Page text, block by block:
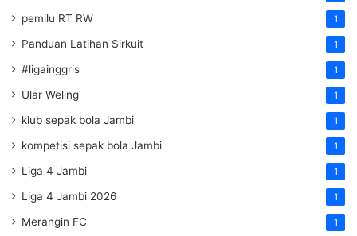
pemilu RT RW 1
Panduan Latihan Sirkuit 1
#ligainggris 1
Ular Weling 1
klub sepak bola Jambi 1
kompetisi sepak bola Jambi 1
Liga 4 Jambi 1
Liga 4 Jambi 2026 1
Merangin FC 1